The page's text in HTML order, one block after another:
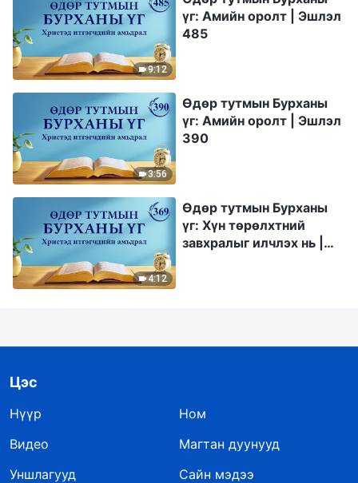
9:12
үг: Амийн оролт | Эшлэл
485
3:56
Өдөр тутмын Бурханы
үг: Амийн оролт | Эшлэл
390
4:12
Өдөр тутмын Бурханы
үг: Хүн төрөлхтний
завхралыг илчлэх нь |
Цэс
Нүүр
Ном
Видео
Магтан дуунууд
Уншлагууд
Сайн мэдээ